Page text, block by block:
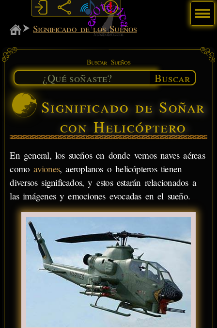
MiSabueso
Significado de los Sueños
Buscar Sueños
Buscar
Significado de Soñar
con Helicóptero
En general, los sueños en donde vemos naves aéreas
comoaviones, aeroplanos o helicópteros tienen
diversos significados, y estos estarán relacionados a
las imágenes y emociones evocadas en el sueño.
Menú